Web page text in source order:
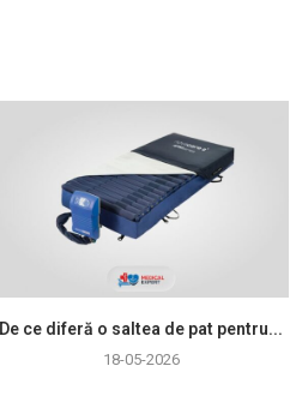
De ce diferă o saltea de pat pentru...
18-05-2026